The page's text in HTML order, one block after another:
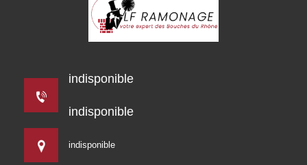
indisponible
indisponible
indisponible